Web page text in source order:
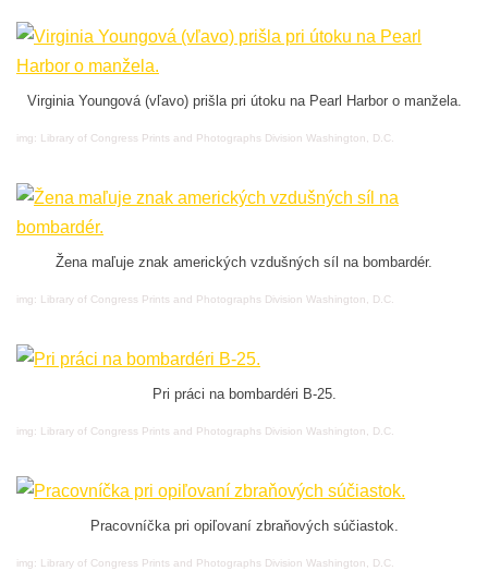
Virginia Youngová (vľavo) prišla pri útoku na Pearl Harbor o manžela.
img: Library of Congress Prints and Photographs Division Washington, D.C.
Žena maľuje znak amerických vzdušných síl na bombardér.
img: Library of Congress Prints and Photographs Division Washington, D.C.
Pri práci na bombardéri B-25.
img: Library of Congress Prints and Photographs Division Washington, D.C.
Pracovníčka pri opiľovaní zbraňových súčiastok.
img: Library of Congress Prints and Photographs Division Washington, D.C.